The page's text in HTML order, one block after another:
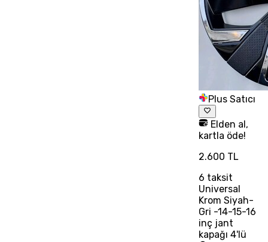
Plus Satıcı
Elden al,
kartla öde!
2.600 TL
6 taksit
Universal
Krom Siyah-
Gri -14-15-16
inç jant
kapağı 4'lü